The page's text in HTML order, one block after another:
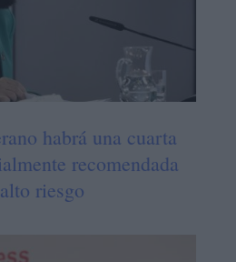
habrá una cuarta
recomendada
riesgo